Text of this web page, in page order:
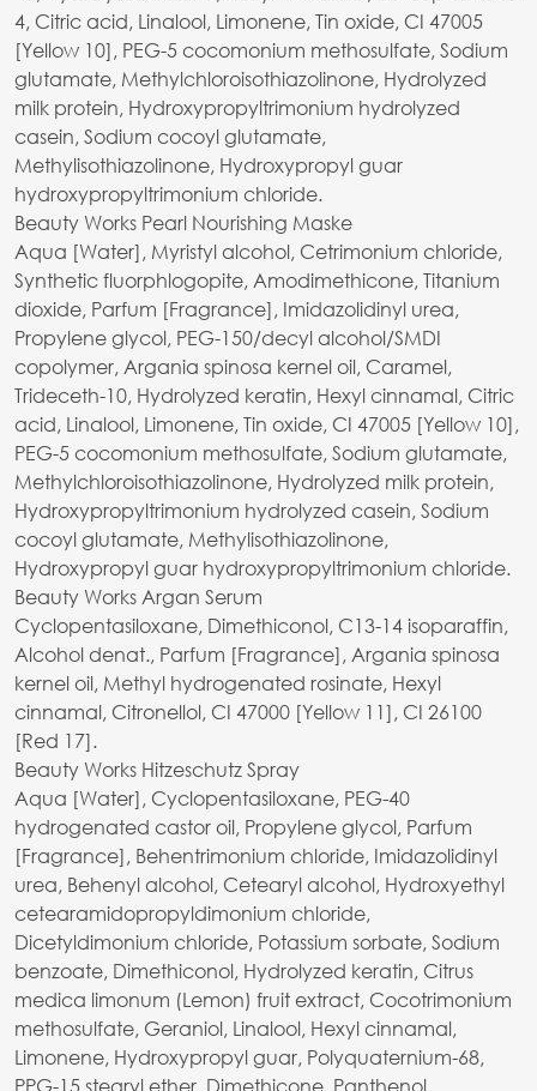
4, Citric acid, Linalool, Limonene, Tin oxide, CI 47005
[Yellow 10], PEG-5 cocomonium methosulfate, Sodium
glutamate, Methylchloroisothiazolinone, Hydrolyzed
milk protein, Hydroxypropyltrimonium hydrolyzed
casein, Sodium cocoyl glutamate,
Methylisothiazolinone, Hydroxypropyl guar
hydroxypropyltrimonium chloride.
Beauty Works Pearl Nourishing Maske
Aqua [Water], Myristyl alcohol, Cetrimonium chloride,
Synthetic fluorphlogopite, Amodimethicone, Titanium
dioxide, Parfum [Fragrance], Imidazolidinyl urea,
Propylene glycol, PEG-150/decyl alcohol/SMDI
copolymer, Argania spinosa kernel oil, Caramel,
Trideceth-10, Hydrolyzed keratin, Hexyl cinnamal, Citric
acid, Linalool, Limonene, Tin oxide, CI 47005 [Yellow 10],
PEG-5 cocomonium methosulfate, Sodium glutamate,
Methylchloroisothiazolinone, Hydrolyzed milk protein,
Hydroxypropyltrimonium hydrolyzed casein, Sodium
cocoyl glutamate, Methylisothiazolinone,
Hydroxypropyl guar hydroxypropyltrimonium chloride.
Beauty Works Argan Serum
Cyclopentasiloxane, Dimethiconol, C13-14 isoparaffin,
Alcohol denat., Parfum [Fragrance], Argania spinosa
kernel oil, Methyl hydrogenated rosinate, Hexyl
cinnamal, Citronellol, CI 47000 [Yellow 11], CI 26100
[Red 17].
Beauty Works Hitzeschutz Spray
Aqua [Water], Cyclopentasiloxane, PEG-40
hydrogenated castor oil, Propylene glycol, Parfum
[Fragrance], Behentrimonium chloride, Imidazolidinyl
urea, Behenyl alcohol, Cetearyl alcohol, Hydroxyethyl
cetearamidopropyldimonium chloride,
Dicetyldimonium chloride, Potassium sorbate, Sodium
benzoate, Dimethiconol, Hydrolyzed keratin, Citrus
medica limonum (Lemon) fruit extract, Cocotrimonium
methosulfate, Geraniol, Linalool, Hexyl cinnamal,
Limonene, Hydroxypropyl guar, Polyquaternium-68,
PPG-15 stearyl ether, Dimethicone, Panthenol.